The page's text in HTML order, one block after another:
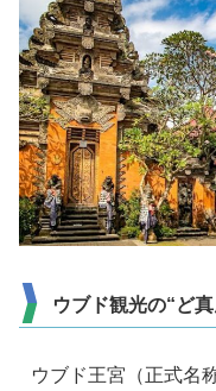
ウブド観光の“ど
ウブド王宮（正式名